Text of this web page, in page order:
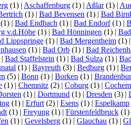
(1) | Aschaffenburg (1) | Aßlar(1) |
(1) | Bad Bevensen (1) | Bad
(1) | Bad Endbach (1) | Bad Endorf(1) |
v.d.Höhe (1) | Bad Hönningen (1) |
Lippspringe (1) | Bad Mergentheim (1) |
(1) | Bad Orb (1) | Bad
| Bad Staffelstein (1) | Bad Sulza (1) |
(1) | Bayreuth (3) | Bedburg (1) |
(5) | Bonn (1) | Borken (1) |
(1) | Chemnitz (2) | Coburg (1) | Cochem
(1) | Dortmund (1) | Dresden (3) |
(1) | Erfurt (2) | Esens (1) | Espelkamp
(1) | Freyung (1) | Fürstenfeldbruck (1)
(1) | Gevelsberg (1) | Glauchau (1) |